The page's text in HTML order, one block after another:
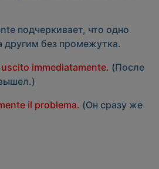
подчеркивает, что одно
другим без промежутка.
immediatamente. (После
il problema. (Он сразу же